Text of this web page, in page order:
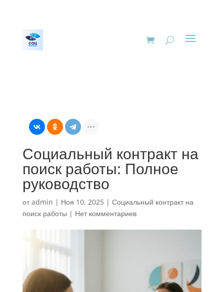
Социальный контракт на
поиск работы: Полное
руководство
отadmin | Ноя 10, 2025| Социальный контракт на
поиск работы | Нет комментариев